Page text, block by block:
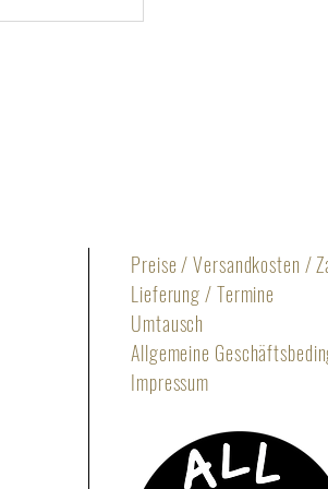
Preise / Versandkosten /
Lieferung / Termine
Umtausch
Allgemeine
Impressum